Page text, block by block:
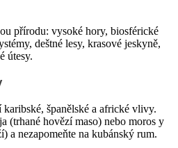
přírodu: vysoké hory, biosférické
deštné lesy, krasové jeskyně,
útesy.
karibské, španělské a africké vlivy.
(trhané hovězí maso) nebo moros y
a nezapomeňte na kubánský rum.